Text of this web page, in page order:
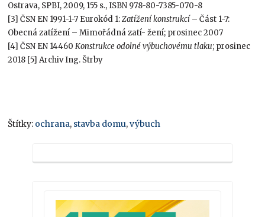
Ostrava, SPBI, 2009, 155 s., ISBN 978-80-7385-070-8
[3] ČSN EN 1991-1-7 Eurokód 1:Zatížení konstrukcí– Část 1-7:
Obecná zatížení – Mimořádná zatí- žení; prosinec 2007
[4] ČSN EN 14460Konstrukce odolné výbuchovému tlaku; prosinec
2018 [5] Archiv Ing. Štrby
Štítky: ochrana, stavba domu,výbuch